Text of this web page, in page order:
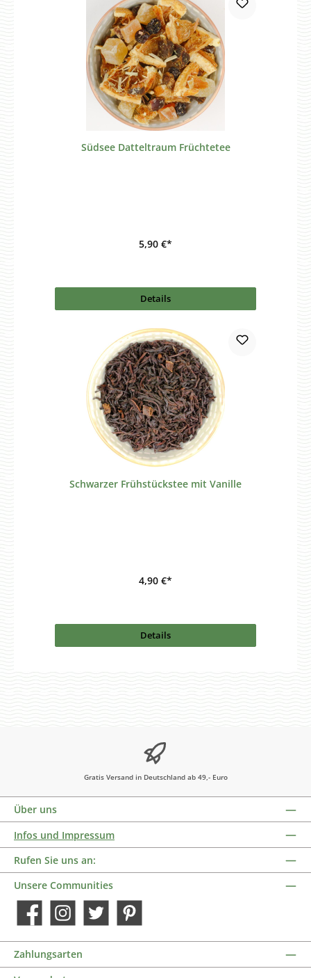
Südsee Datteltraum Früchtetee
5,90 €*
Details
Schwarzer Frühstückstee mit Vanille
4,90 €*
Details
Gratis Versand in Deutschland ab 49,- Euro
Über uns
Infos und Impressum
Rufen Sie uns an:
Unsere Communities
Facebook Instagram Twitter Pinterest
Zahlungsarten